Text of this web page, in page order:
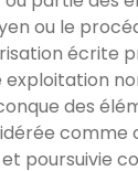
ou le
écrite
exploitation
des
comme
poursuivie